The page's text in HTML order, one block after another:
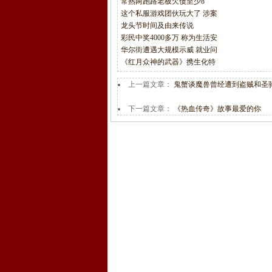
这个私服游戏团伙玩大了 涉案
龙头节时间及由来传说
彩民中奖4000多万 称为生活安
华尔街遭遇大规模示威 就业问
《红月众神的武器》携生化特
上一篇文章： 鬼蟹谈魔兽曾经遭到盗贼和圣
下一篇文章： 《热血传奇》故事最爱的你